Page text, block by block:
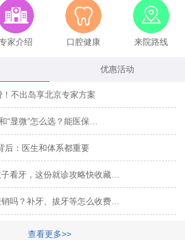
家介绍 口腔健康 来院路线
优惠活动
不出岛享北京专家方案
“显微”怎么选？能医保…
后：医生和体系都重要
子看牙，这份就诊攻略快收藏…
吗？补牙、拔牙等怎么收费…
查看更多>>